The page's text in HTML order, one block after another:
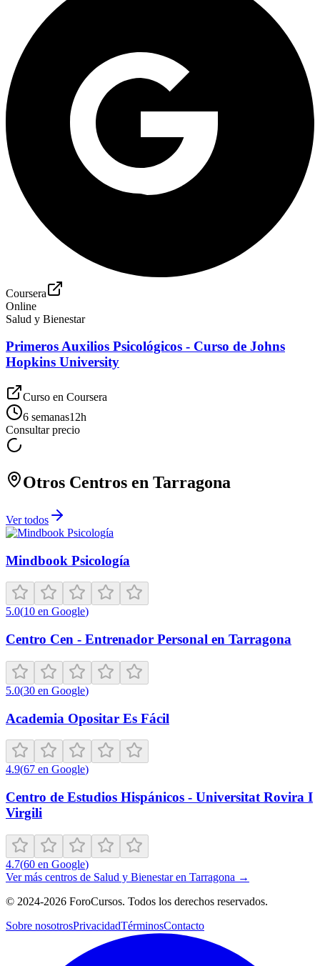
Coursera
Online
Salud y Bienestar
Primeros Auxilios Psicológicos - Curso de Johns
Hopkins University
Curso en Coursera
6 semanas12h
Consultar precio
Otros Centros en Tarragona
Ver todos
Mindbook Psicología
5.0(10 en Google)
Centro Cen - Entrenador Personal en Tarragona
5.0(30 en Google)
Academia Opositar Es Fácil
4.9(67 en Google)
Centro de Estudios Hispánicos - Universitat Rovira I
Virgili
4.7(60 en Google)
Ver más centros de Salud y Bienestaren Tarragona →
© 2024-2026 ForoCursos. Todos los derechos reservados.
Sobre nosotrosPrivacidadTérminosContacto